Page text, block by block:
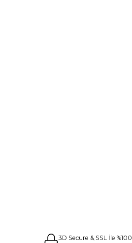
3D Secure & SSL İle %100